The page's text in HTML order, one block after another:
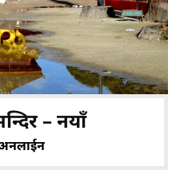
– नयाँ